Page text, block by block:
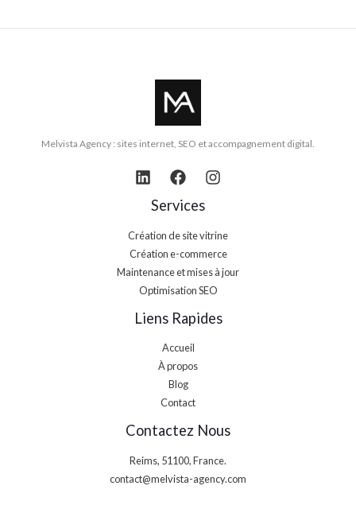
Melvista Agency : sites internet, SEO et accompagnement digital.
Services
Création de site vitrine
Création e-commerce
Maintenance et mises à jour
Optimisation SEO
Liens Rapides
Accueil
À propos
Blog
Contact
Contactez Nous
Reims, 51100, France.
contact@melvista-agency.com